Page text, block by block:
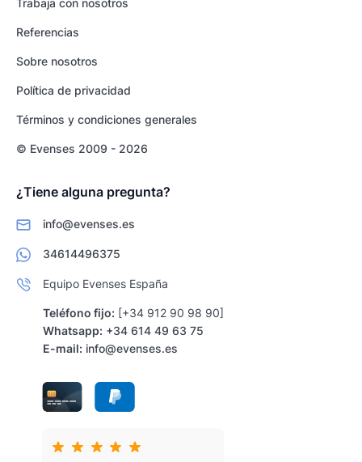
Trabaja con nosotros
Referencias
Sobre nosotros
Política de privacidad
Términos y condiciones generales
© Evenses 2009 - 2026
¿Tiene alguna pregunta?
info@evenses.es
34614496375
Equipo Evenses España
Teléfono fijo: [+34 912 90 98 90]
Whatsapp: +34 614 49 63 75
E-mail: info@evenses.es